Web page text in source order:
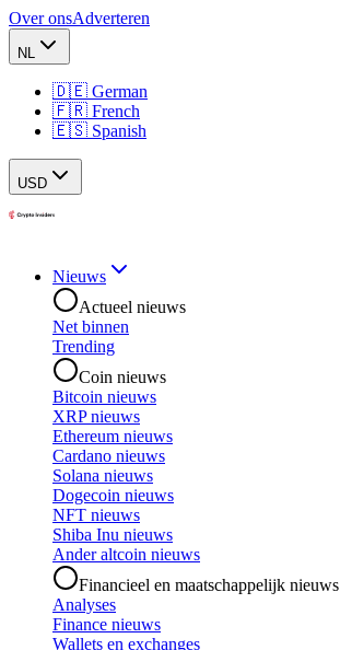
Over onsAdverteren
NL
🇩🇪 German
🇫🇷 French
🇪🇸 Spanish
USD
Nieuws
Actueel nieuws
Net binnen
Trending
Coin nieuws
Bitcoin nieuws
XRP nieuws
Ethereum nieuws
Cardano nieuws
Solana nieuws
Dogecoin nieuws
NFT nieuws
Shiba Inu nieuws
Ander altcoin nieuws
Financieel en maatschappelijk nieuws
Analyses
Finance nieuws
Wallets en exchanges